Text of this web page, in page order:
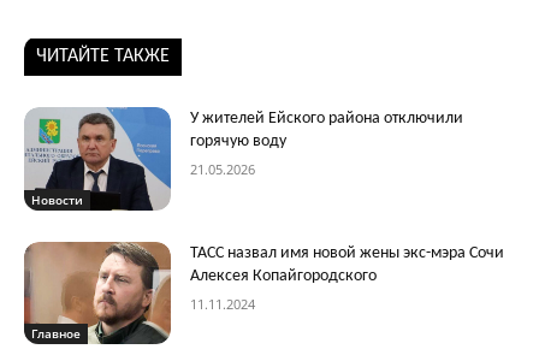
ЧИТАЙТЕ ТАКЖЕ
Новости
У жителей Ейского района отключили
горячую воду
21.05.2026
Главное
ТАСС назвал имя новой жены экс-мэра Сочи
Алексея Копайгородского
11.11.2024